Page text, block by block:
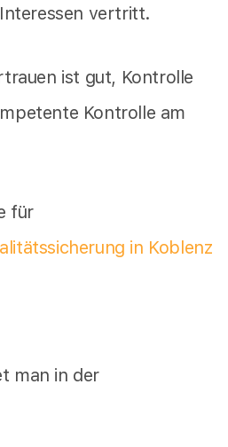
vertritt.
ist gut, Kontrolle
Kontrolle am
für
in Koblenz
man in der